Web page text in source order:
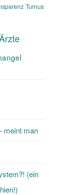
Turnus
meint man
(ein